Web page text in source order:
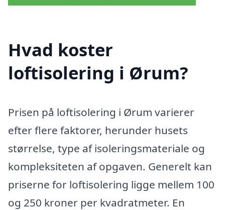
Hvad koster
loftisolering i Ørum?
Prisen på loftisolering i Ørum varierer
efter flere faktorer, herunder husets
størrelse, type af isoleringsmateriale og
kompleksiteten af opgaven. Generelt kan
priserne for loftisolering ligge mellem 100
og 250 kroner per kvadratmeter. En